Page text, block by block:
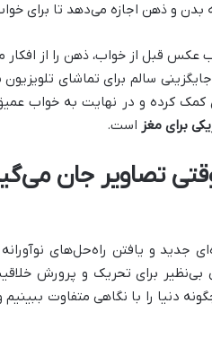
و ذهن اجازه می‌دهد تا برای
قبل از خواب، ذهن را از افکار
سالم برای تماشای
کرده و در نهایت به خواب
برای مغز است.
تصاویر جان
جدید و یافتن راه‌حل‌های
بی‌نظیر برای تحریک و پرورش
دنیا را با نگاهی متفاوت